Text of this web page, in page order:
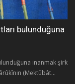
bulunduğuna
inanmak şirk
(Mektûbât...